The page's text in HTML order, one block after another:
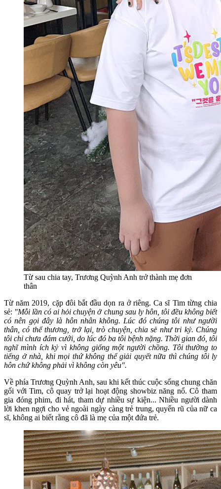
Từ sau chia tay, Trương Quỳnh Anh trở thành mẹ đơn
thân
Từ năm 2019, cặp đôi bắt đầu dọn ra ở riêng. Ca sĩ Tim từng chia
sẻ: "Mỗi lần có ai hỏi chuyện ở chung sau ly hôn, tôi đều không biết
có nên gọi đây là hôn nhân không. Lúc đó chúng tôi như người
thân, có thể thương, trở lại, trò chuyện, chia sẻ như tri kỷ. Chúng
tôi chỉ chưa đám cưới, do lúc đó ba tôi bệnh nặng. Thời gian đó, tôi
nghĩ mình ích kỷ vì không giống một người chồng. Tôi thường to
tiếng ở nhà, khi mọi thứ không thể giải quyết nữa thì chúng tôi ly
hôn chứ không phải vì không còn yêu".
Về phía Trương Quỳnh Anh, sau khi kết thúc cuộc sống chung chăn
gối với Tim, cô quay trở lại hoạt động showbiz năng nổ. Cô tham
gia đóng phim, đi hát, tham dự nhiều sự kiện... Nhiều người dành
lời khen ngợi cho vẻ ngoài ngày càng trẻ trung, quyến rũ của nữ ca
sĩ, không ai biết rằng cô đã là mẹ của một đứa trẻ.